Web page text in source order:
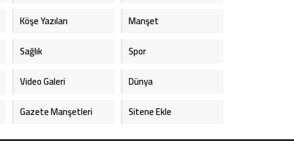
Köşe Yazıları
Manşet
Sağlık
Spor
Video Galeri
Dünya
Gazete Manşetleri Sitene Ekle